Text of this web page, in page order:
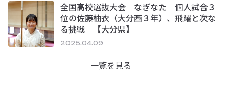
全国高校選抜大会 なぎなた 個人試合３
位の佐藤柚衣（大分西３年）、飛躍と次な
る挑戦 【大分県】
2025.04.09
一覧を見る